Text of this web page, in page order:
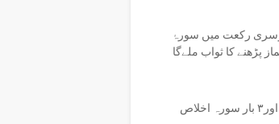
سورہ علم نشرح اور دوسری رکعت میں سورۂ
دس رکعات نفل پانچ سلام سے ہر رکعت میں سورۂ فاتِحہ کے بعد ۳ بار سورہ کافروں اور۳ بار سورہ اخلاص